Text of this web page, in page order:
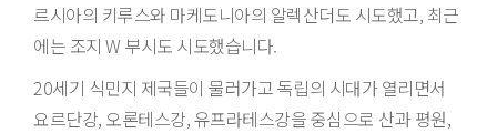
르시아의 키루스와 마케도니아의 알렉산더도 시도했고, 최근
에는 조지 W 부시도 시도했습니다.
20세기 식민지 제국들이 물러가고 독립의 시대가 열리면서
요르단강, 오론테스강, 유프라테스강을 중심으로 산과 평원,